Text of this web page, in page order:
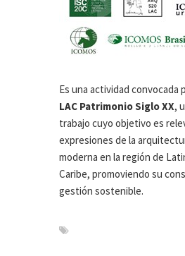
Es una actividad convocada
LAC Patrimonio Siglo XX,
trabajo cuyo objetivo es
expresiones de la
moderna en la región de
Caribe, promoviendo su
gestión sostenible.